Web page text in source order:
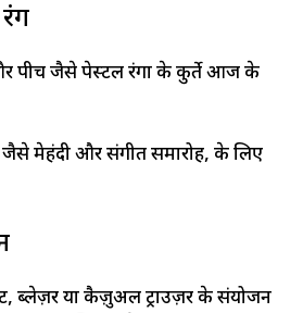
और पीच जैसे पेस्टल रंगों के कुर्ते आज के
मेहंदी और संगीत समारोह, के लिए
ब्लेज़र या कैज़ुअल ट्राउज़र के संयोजन